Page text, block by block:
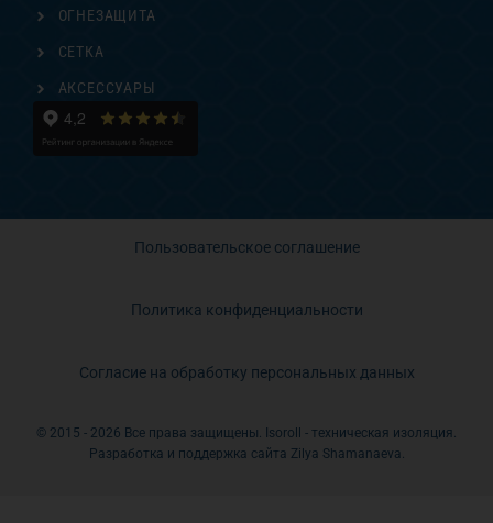
ОГНЕЗАЩИТА
СЕТКА
АКСЕССУАРЫ
Пользовательское соглашение
Политика конфиденциальности
Согласие на обработку персональных данных
© 2015 - 2026 Все права защищены. Isoroll - техническая изоляция.
Разработка и поддержка сайта Zilya Shamanaeva.